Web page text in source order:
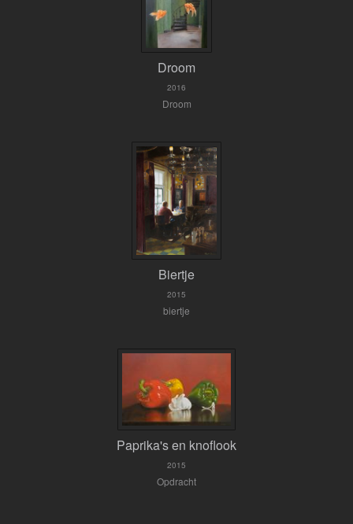
Droom
2016
Droom
Biertje
2015
biertje
Paprika's en knoflook
2015
Opdracht